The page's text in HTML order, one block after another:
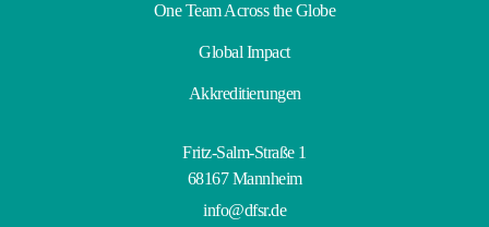
One Team Across the Globe
Global Impact
Akkreditierungen
Fritz-Salm-Straße 1
68167 Mannheim
info@dfsr.de